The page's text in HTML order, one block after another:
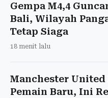
Gempa M4,4
Bali, Wilayah
Tetap Siaga
18 menit lalu
Manchester United
Pemain Baru, Ini